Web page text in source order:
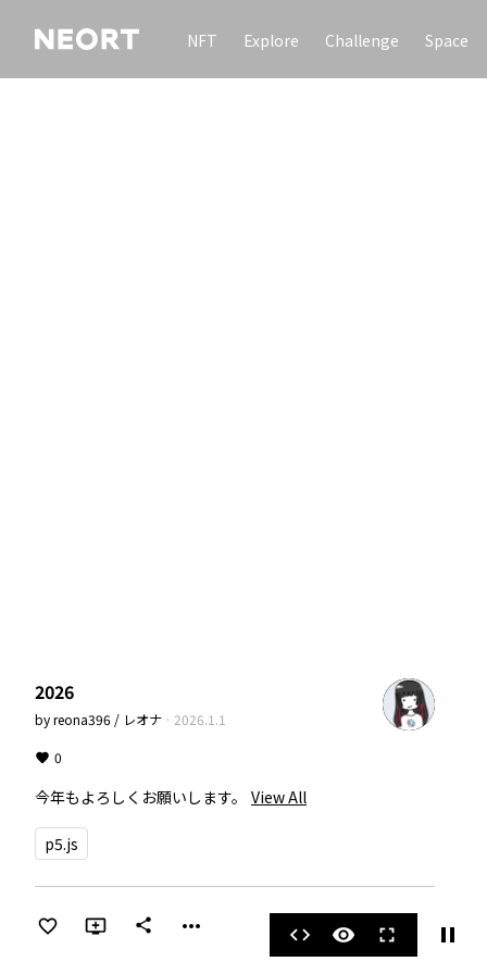
NFT Explore Challenge Space
2026
byreona396 / レオナ · 2026.1.1
0
今年もよろしくお願いします。 View All
p5.js
share more_horiz code visibility fullscreen pause